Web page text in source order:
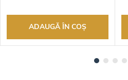
ADAUGĂ ÎN COŞ